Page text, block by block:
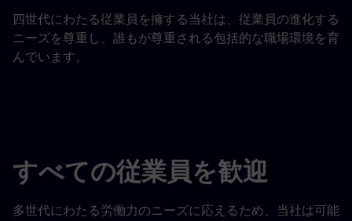
四世代にわたる従業員を擁する当社は、従業員の進化する
ニーズを尊重し、誰もが尊重される包括的な職場環境を育
んでいます。
すべての従業員を歓迎
多世代にわたる労働力のニーズに応えるため、当社は可能